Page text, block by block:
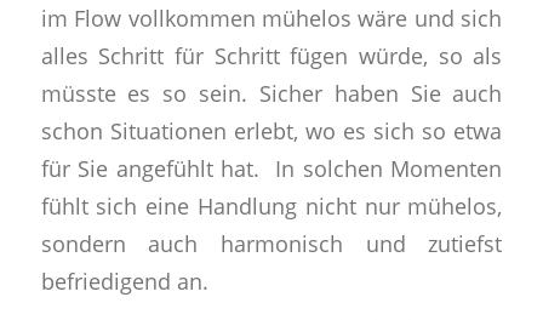
im Flow vollkommen mühelos wäre und sich
alles Schritt für Schritt fügen würde, so als
müsste es so sein. Sicher haben Sie auch
schon Situationen erlebt, wo es sich so etwa
für Sie angefühlt hat. In solchen Momenten
fühlt sich eine Handlung nicht nur mühelos,
sondern auch harmonisch und zutiefst
befriedigend an.